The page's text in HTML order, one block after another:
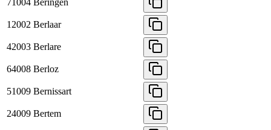
71004 Beringen
12002 Berlaar
42003 Berlare
64008 Berloz
51009 Bernissart
24009 Bertem